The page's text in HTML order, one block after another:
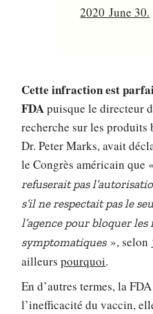
2020 June 30.
Cette infraction est
FDApuisque le directeur
recherche sur les produits
Dr. Peter Marks, avait
le Congrès américain que
refuserait pas
s’il ne respectait pas le
l’agence pour bloquer
symptomatiques», selon
ailleurspourquoi.
En d’autres termes, la
l’inefficacité du vaccin,